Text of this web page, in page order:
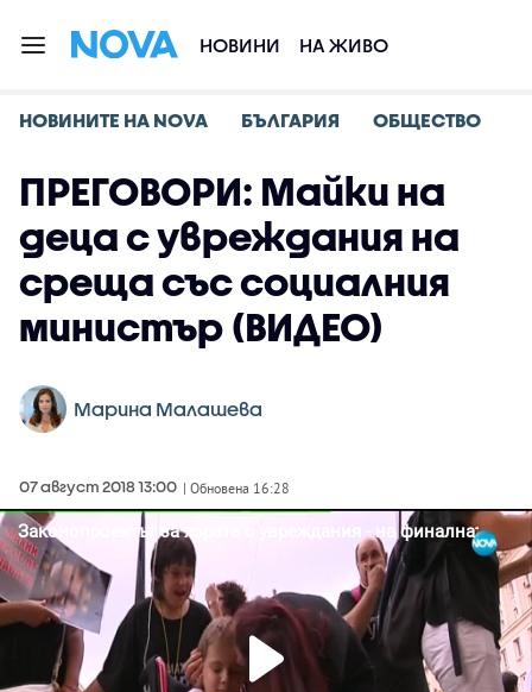
НОВИНИ НА ЖИВО
НОВИНИТЕ НА NOVA БЪЛГАРИЯ ОБЩЕСТВО
ПРЕГОВОРИ: Майки на
деца с увреждания на
среща със социалния
министър (ВИДЕО)
Марина Малашева
07 август 2018 13:00 | Обновена 16:28